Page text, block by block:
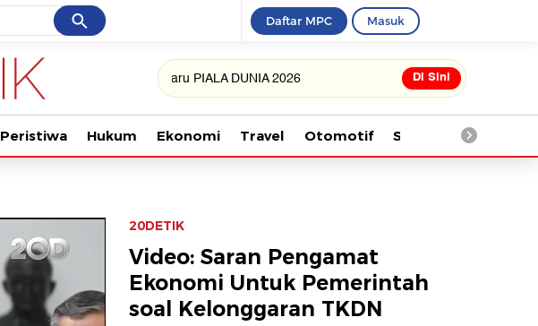
Cancel Daftar MPC Masuk
Tonton kabar terbaru PIALA DUNIA 2026 Di Sini
Peristiwa Hukum Ekonomi Travel Otomotif Saintek
20DETIK
Video: Saran Pengamat
Ekonomi Untuk Pemerintah
soal Kelonggaran TKDN